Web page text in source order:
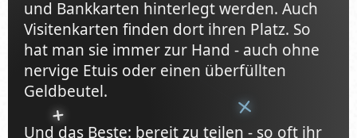
und Bankkarten hinterlegt werden. Auch
Visitenkarten finden dort ihren Platz. So
hat man sie immer zur Hand - auch ohne
nervige Etuis oder einen überfüllten
Geldbeutel.
Und das Beste: bereit zu teilen - so oft ihr